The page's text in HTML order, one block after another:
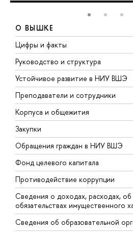
О ВЫШКЕ
Цифры и факты
Руководство и структура
Устойчивое развитие в НИУ ВШЭ
Преподаватели и сотрудники
Корпуса и общежития
Закупки
Обращения граждан в НИУ ВШЭ
Фонд целевого капитала
Противодействие коррупции
Сведения о доходах, расходах,
обязательствах имущественного
Сведения об образовательной